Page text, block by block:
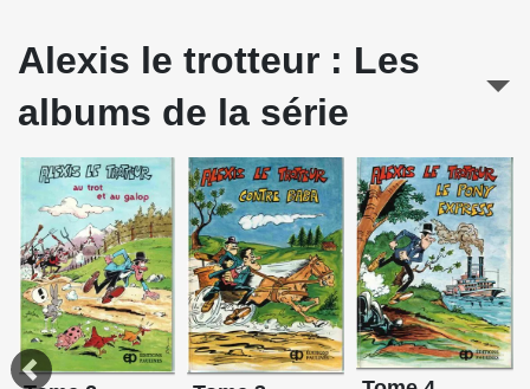
Alexis le trotteur : Les
albums de la série